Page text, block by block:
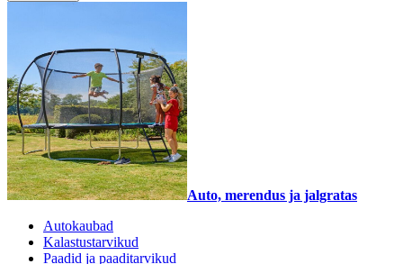
Auto, merendus ja jalgratas
Autokaubad
Kalastustarvikud
Paadid ja paaditarvikud